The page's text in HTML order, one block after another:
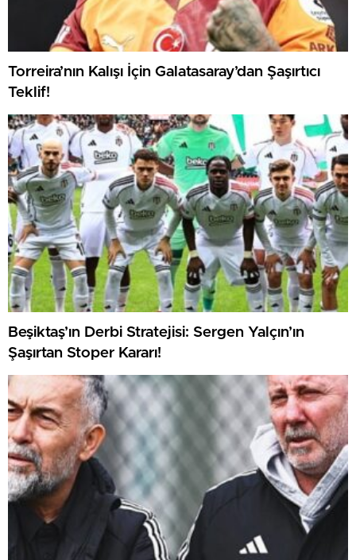
Torreira’nın Kalışı İçin Galatasaray’dan Şaşırtıcı
Teklif!
Beşiktaş’ın Derbi Stratejisi: Sergen Yalçın’ın
Şaşırtan Stoper Kararı!